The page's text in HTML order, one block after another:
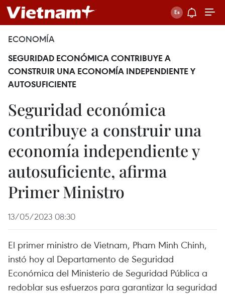
ECONOMÍA
SEGURIDAD ECONÓMICA CONTRIBUYE A
CONSTRUIR UNA ECONOMÍA INDEPENDIENTE Y
AUTOSUFICIENTE
Seguridad económica
contribuye a construir una
economía independiente y
autosuficiente, afirma
Primer Ministro
13/05/2023 08:30
El primer ministro de Vietnam, Pham Minh Chinh,
instó hoy al Departamento de Seguridad
Económica del Ministerio de Seguridad Pública a
redoblar sus esfuerzos para garantizar la seguridad